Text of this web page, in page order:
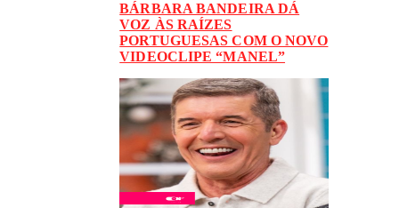
BÁRBARA BANDEIRA DÁ
VOZ ÀS RAÍZES
PORTUGUESAS COM O NOVO
VIDEOCLIPE “MANEL”